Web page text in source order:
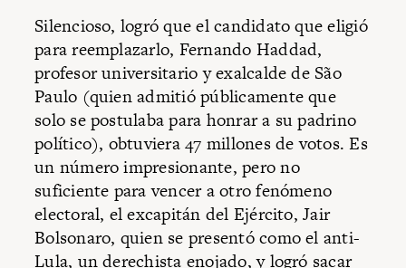
Silencioso, logró que el candidato que eligió
para reemplazarlo, Fernando Haddad,
profesor universitario y exalcalde de São
Paulo (quien admitió públicamente que
solo se postulaba para honrar a su padrino
político), obtuviera 47 millones de votos. Es
un número impresionante, pero no
suficiente para vencer a otro fenómeno
electoral, el excapitán del Ejército, Jair
Bolsonaro, quien se presentó como el anti-
Lula, un derechista enojado, y logró sacar